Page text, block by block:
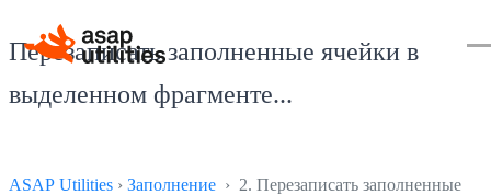
Перезаписать заполненные ячейки в
выделенном фрагменте...
ASAP Utilities › Заполнение › 2. Перезаписать заполненные